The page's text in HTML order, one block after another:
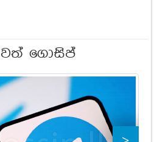
ගොසිප්